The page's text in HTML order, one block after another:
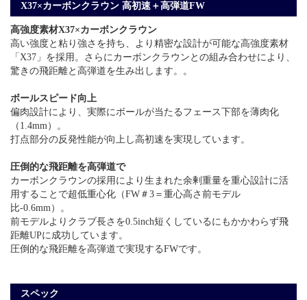
X37×カーボンクラウン 高初速＋高弾道FW
高強度素材X37×カーボンクラウン
高い強度と粘り強さを持ち、より精密な設計が可能な高強度素材
「X37」を採用。さらにカーボンクラウンとの組み合わせにより、
驚きの飛距離と高弾道を生み出します。。
ボールスピード向上
偏肉設計により、実際にボールが当たるフェース下部を薄肉化
（1.4mm）。
打点部分の反発性能が向上し高初速を実現しています。
圧倒的な飛距離を高弾道で
カーボンクラウンの採用により生まれた余剰重量を重心設計に活
用することで超低重心化（FW＃3＝重心高さ前モデル
比-0.6mm）。
前モデルよりクラブ長さを0.5inch短くしているにもかかわらず飛
距離UPに成功しています。
圧倒的な飛距離を高弾道で実現するFWです。
スペック